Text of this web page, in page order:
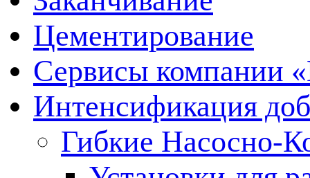
Цементирование
Сервисы компании
Интенсификация
Гибкие Насосно-